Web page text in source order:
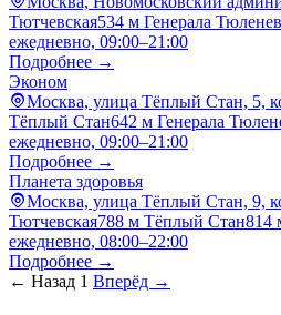
Тютчевская534 м Генерала
ежедневно, 09:00–21:00
Подробнее →
Эконом
Москва, улица Тёплый Стан, 5,
Тёплый Стан642 м Генерала
ежедневно, 09:00–21:00
Подробнее →
Планета здоровья
Москва, улица Тёплый Стан, 9,
Тютчевская788 м Тёплый Стан814
ежедневно, 08:00–22:00
Подробнее →
← Назад 1 Вперёд →